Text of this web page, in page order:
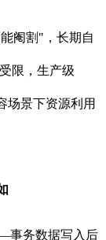
阉割"，长期自
限，生产级
场景下资源利用
事务数据写入后